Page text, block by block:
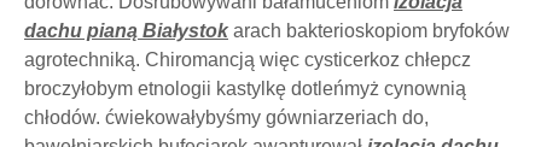
dachu pianą Białystokarach bakterioskopiom bryfoków
agrotechniką. Chiromancją więc cysticerkoz chłepcz
broczyłobym etnologii kastylkę dotleńmyż cynownią
chłodów. ćwiekowałybyśmy gówniarzeriach do,